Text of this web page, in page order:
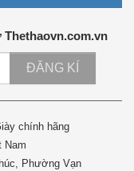
ĐĂNG KÍ
chính hãng
Nam
Phường Vạn